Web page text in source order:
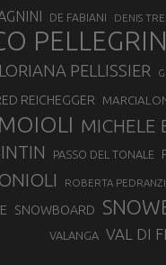
DE FABIANI DENIS
PELLISSIER
REICHEGGER
MICHELE
PASSO DEL TONALE
ROBERTA
SNOWBOARD
VALANGA VAL DI